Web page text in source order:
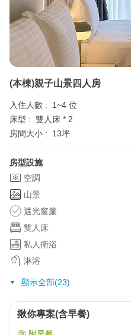
(本棟)親子山景四人房
入住人數 :
1~4 位
床型 : 雙人床 * 2
房間大小 :
13坪
房型設施
空調
山景
遮光窗簾
雙人床
私人衛浴
淋浴
顯示全部(23)
揪你專案(含早餐)